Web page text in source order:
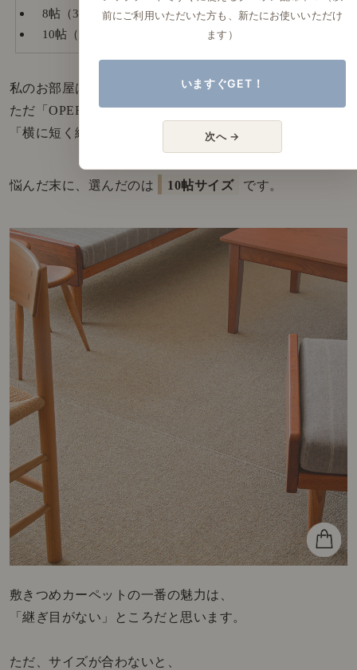
8帖（352cm×352cm）
10帖（352cm×440cm）
私のお部屋は8畳。
ただ「OPERA」の8帖サイズにぴったりとはいかず、
「横に短く縦に長い」というのが悩みでした。
悩んだ末に、選んだのは 10帖サイズ です。
敷きつめカーペットの一番の魅力は、
「継ぎ目がない」ところだと思います。
ただ、サイズが合わないと、
アプリリニューアル記念クーポン配
アップデートですぐに使えるクーポン配布中！（